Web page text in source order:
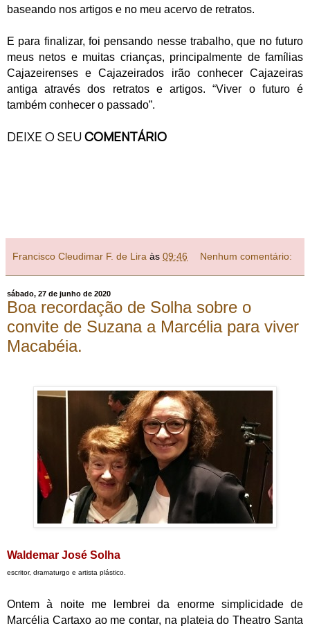
baseando nos artigos e no meu acervo de retratos.
E para finalizar, foi pensando nesse trabalho, que no futuro
meus netos e muitas crianças, principalmente de famílias
Cajazeirenses e Cajazeirados irão conhecer Cajazeiras
antiga através dos retratos e artigos. “Viver o futuro é
também conhecer o passado”.
DEIXE O SEUCOMENTÁRIO
Francisco Cleudimar F. de Lira às 09:46 Nenhum comentário:
sábado, 27 de junho de 2020
Boa recordação de Solha sobre o
convite de Suzana a Marcélia para viver
Macabéia.
Waldemar José Solha
escritor, dramaturgo e artista plástico.
Ontem à noite me lembrei da enorme simplicidade de
Marcélia Cartaxo ao me contar, na plateia do Theatro Santa